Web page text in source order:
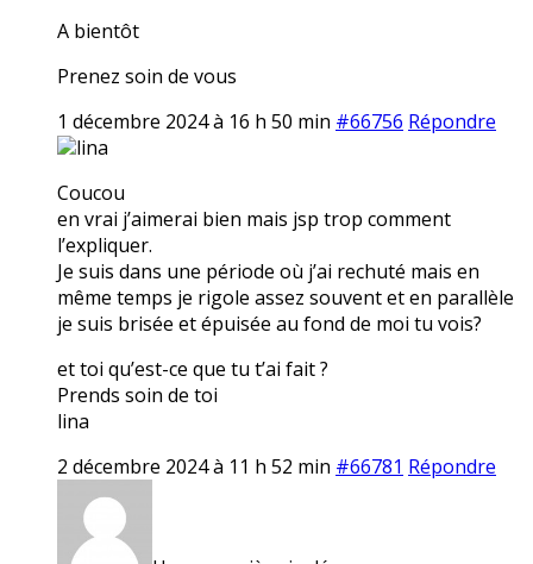
A bientôt
Prenez soin de vous
1 décembre 2024 à 16 h 50 min #66756 Répondre
lina
Coucou
en vrai j’aimerai bien mais jsp trop comment
l’expliquer.
Je suis dans une période où j’ai rechuté mais en
même temps je rigole assez souvent et en parallèle
je suis brisée et épuisée au fond de moi tu vois?
et toi qu’est-ce que tu t’ai fait ?
Prends soin de toi
lina
2 décembre 2024 à 11 h 52 min #66781 Répondre